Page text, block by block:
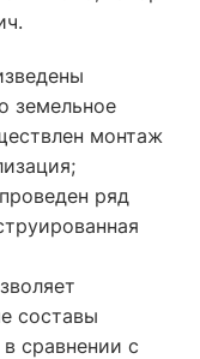
земельное
монтаж
ряд
составы
сравнении с